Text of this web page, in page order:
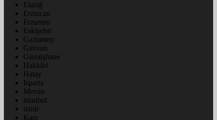
Elazığ
Erzincan
Erzurum
Eskişehir
Gaziantep
Giresun
Gümüşhane
Hakkâri
Hatay
Isparta
Mersin
istanbul
izmir
Kars